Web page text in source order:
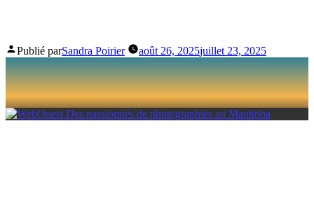
Publié parSandra Poirier août 26, 2025juillet 23, 2025